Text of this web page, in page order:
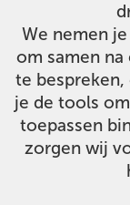
We nemen
om samen
te
je de tools
toepassen
zorgen wij